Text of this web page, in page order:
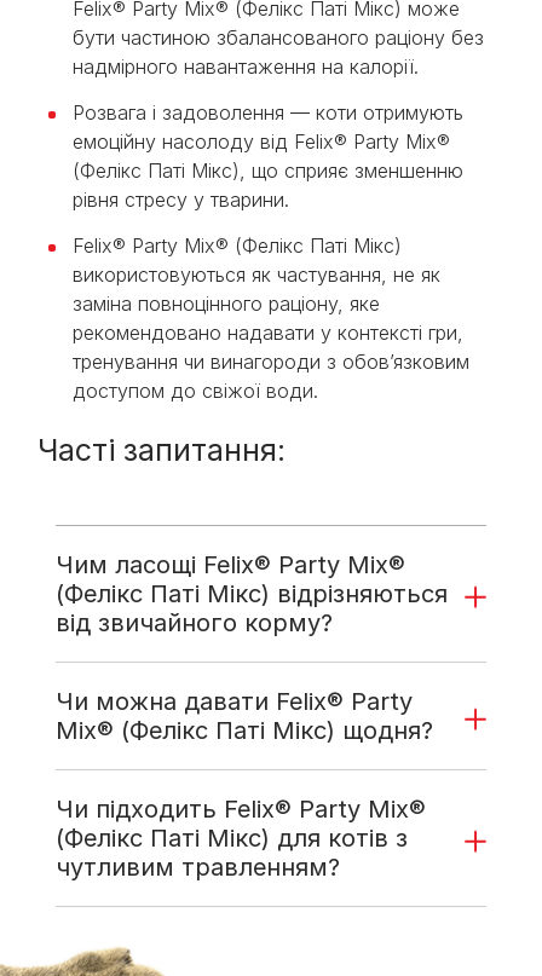
Felix® Party Mix® (Фелікс Паті Мікс) може
бути частиною збалансованого раціону без
надмірного навантаження на калорії.
Розвага і задоволення — коти отримують
емоційну насолоду від Felix® Party Mix®
(Фелікс Паті Мікс), що сприяє зменшенню
рівня стресу у тварини.
Felix® Party Mix® (Фелікс Паті Мікс)
використовуються як частування, не як
заміна повноцінного раціону, яке
рекомендовано надавати у контексті гри,
тренування чи винагороди з обов’язковим
доступом до свіжої води.
Часті запитання:
Чим ласощі Felix® Party Mix®
(Фелікс Паті Мікс) відрізняються
від звичайного корму?
Чи можна давати Felix® Party
Mix® (Фелікс Паті Мікс) щодня?
Чи підходить Felix® Party Mix®
(Фелікс Паті Мікс) для котів з
чутливим травленням?